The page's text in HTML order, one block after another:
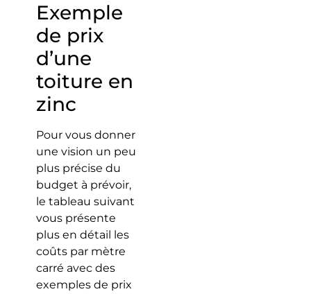
Exemple
de prix
d’une
toiture en
zinc
Pour vous donner
une vision un peu
plus précise du
budget à prévoir,
le tableau suivant
vous présente
plus en détail les
coûts par mètre
carré avec des
exemples de prix